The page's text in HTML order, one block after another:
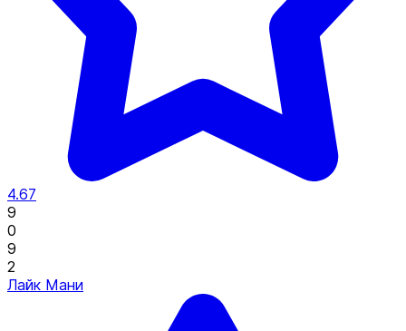
4.67
9
0
9
2
Лайк Мани